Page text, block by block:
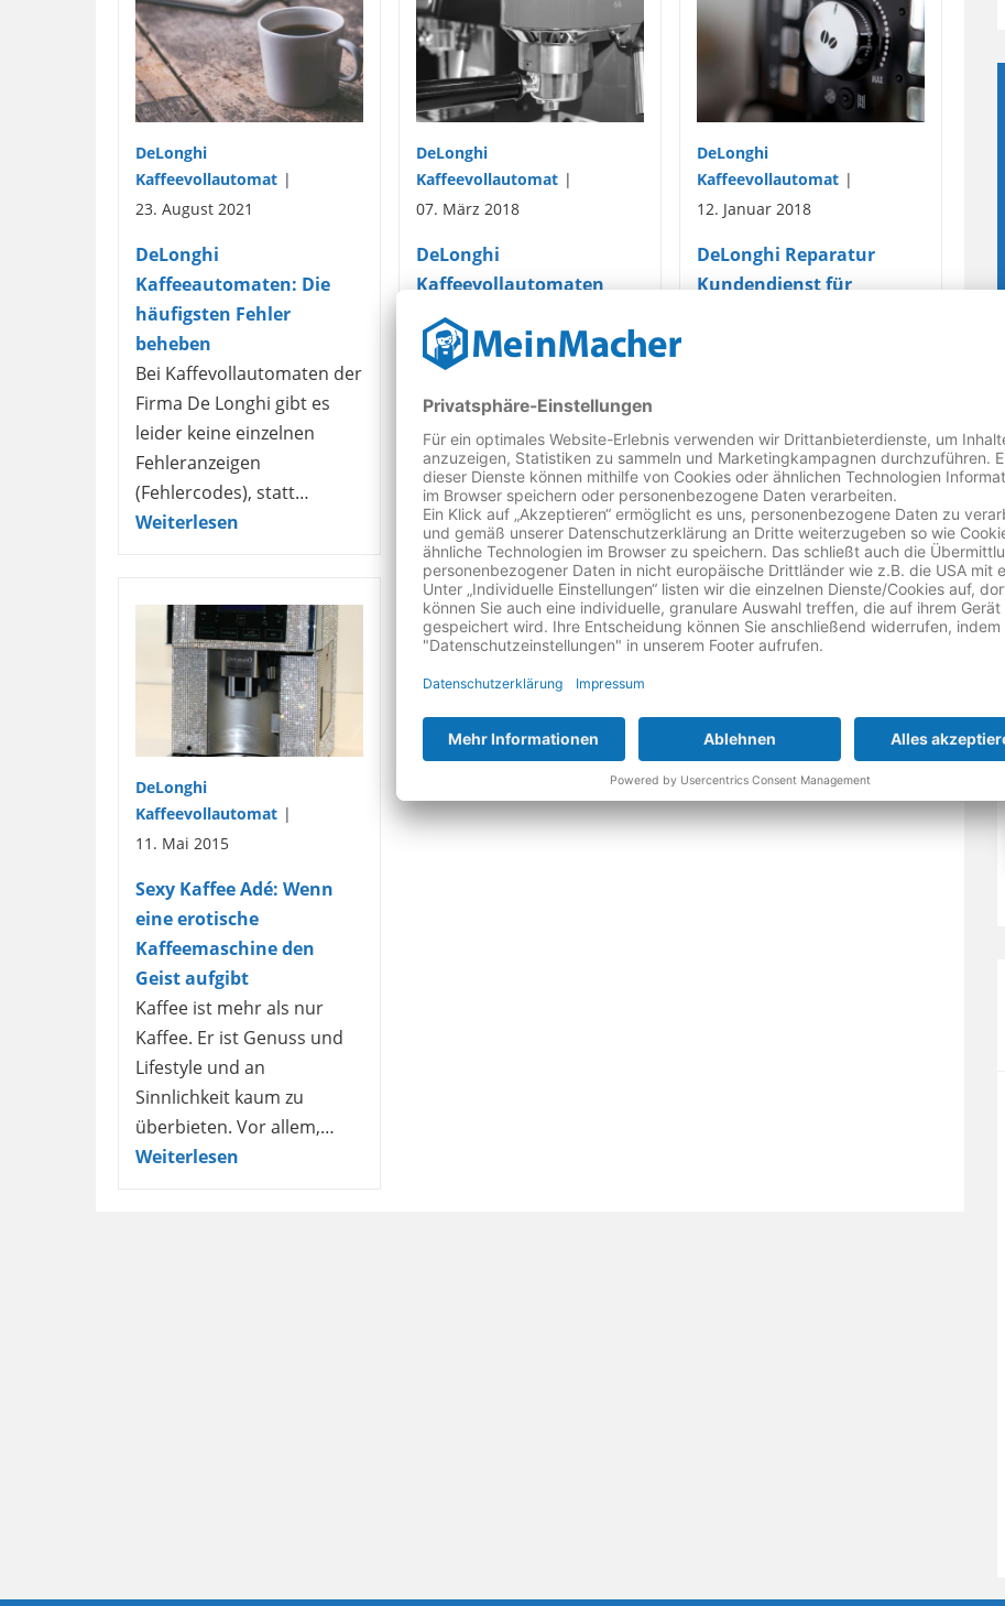
DeLonghi
Kaffeevollautomat
23. August 2021
DeLonghi
Kaffeeautomaten: Die
häufigsten Fehler
beheben
Bei Kaffevollautomaten der
Firma De Longhi gibt es
leider keine einzelnen
Fehleranzeigen
(Fehlercodes), statt…
Weiterlesen
DeLonghi
Kaffeevollautomat
07. März 2018
DeLonghi
Kaffeevollautomaten
Reparatur
In fast jedem Haushalt
steht eine Kaffeemaschine
oder ein
Kaffeevollautomat. Ob
morgens vor der Arbeit
oder…Weiterlesen
DeLonghi
Kaffeevollautomat
12. Januar 2018
DeLonghi Reparatur
Kundendienst für
DeLonghi
Kaffeevollautomat ist
kaputt und Sie…
Weiterlesen
DeLonghi
Kaffeevollautomat
11. Mai 2015
Sexy Kaffee Adé: Wenn
eine erotische
Kaffeemaschine den
Geist aufgibt
Kaffee ist mehr als nur
Kaffee. Er ist Genuss und
Lifestyle und an
Sinnlichkeit kaum zu
überbieten. Vor allem,…
Weiterlesen